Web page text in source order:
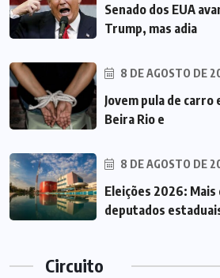
Senado dos EUA
Trump, mas adia
8 DE AGOSTO DE
Jovem pula de
Beira Rio e
8 DE AGOSTO DE
Eleições 2026: Mais
deputados
Circuito